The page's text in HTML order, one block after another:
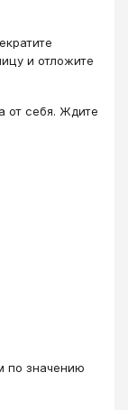
и отложите
от себя. Ждите
по значению